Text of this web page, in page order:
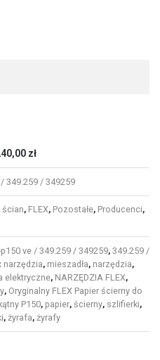
zł
349.259 / 349259
, FLEX, Pozostałe, Producenci,
ve / 349.259 / 349259, 349.259 /
narzędzia, mieszadła, narzędzia,
elektryczne, NARZĘDZIA FLEX,
, Oryginalny FLEX Papier ścierny do
P150, papier, ścierny, szlifierki,
, żyrafa, żyrafy